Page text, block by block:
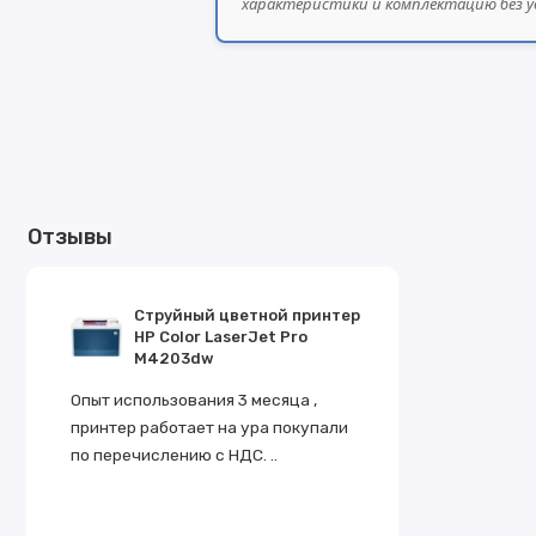
Отзывы
Струйный цветной принтер
HP Color LaserJet Pro
M4203dw
Опыт использования 3 месяца ,
принтер работает на ура покупали
по перечислению с НДС. ..